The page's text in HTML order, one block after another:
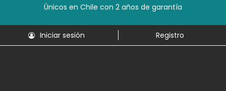
Únicos en Chile con 2 años de garantía
Iniciar sesión Registro